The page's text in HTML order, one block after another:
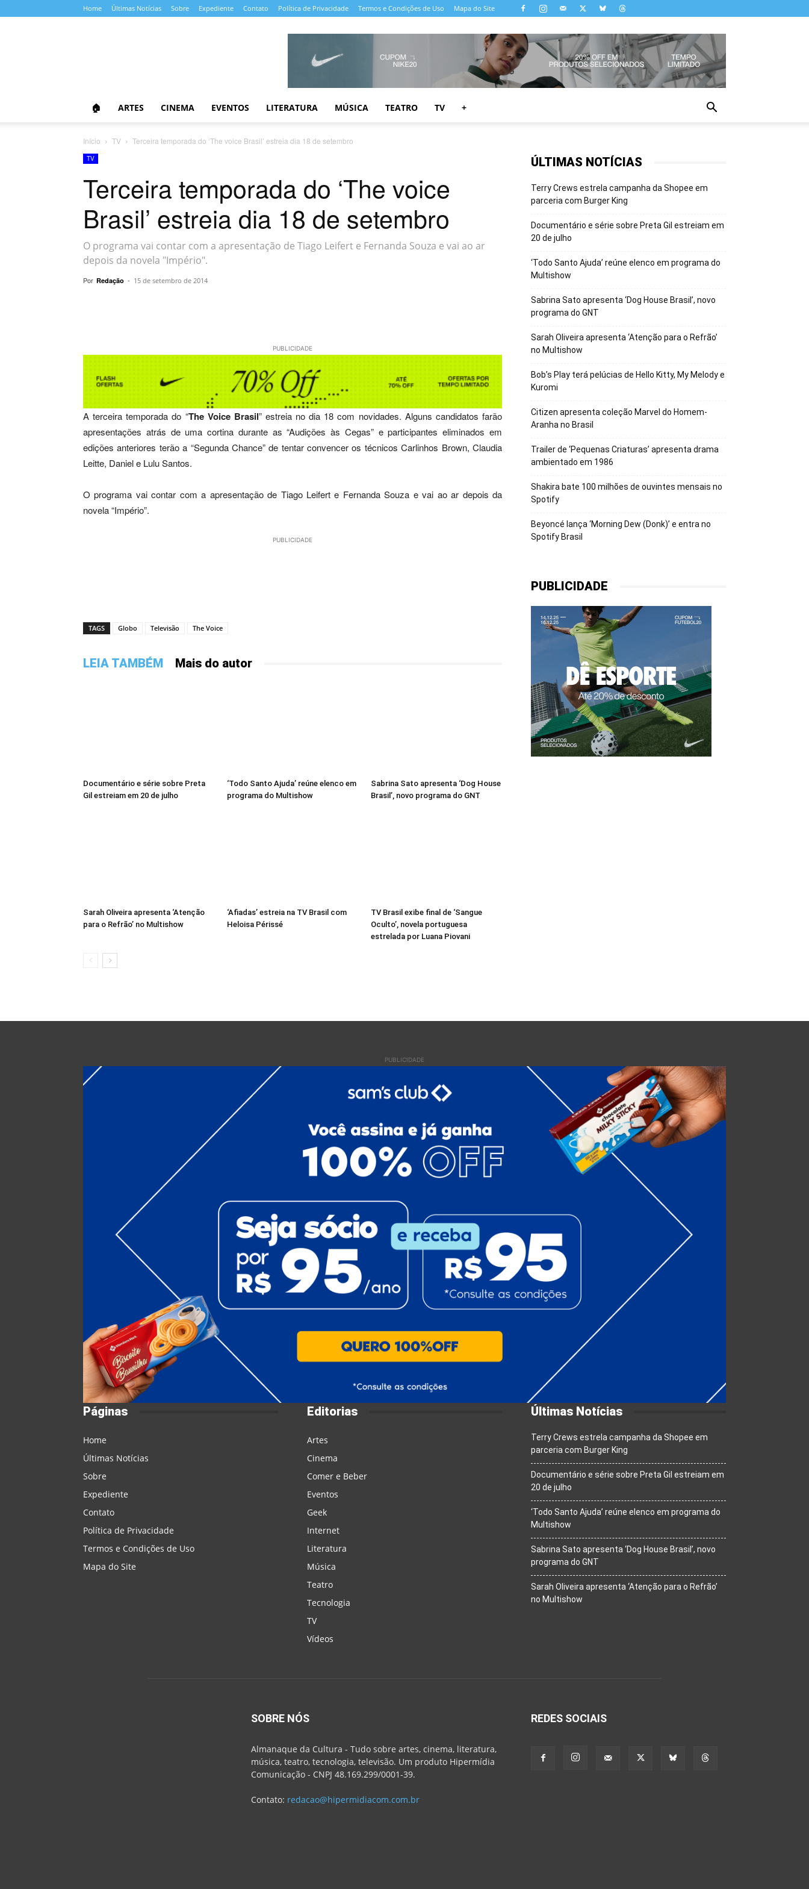
Home Últimas Notícias Sobre Expediente Contato Política de Privacidade Termos e Condições de Uso Mapa do Site
🏠 ARTES CINEMA EVENTOS LITERATURA MÚSICA TEATRO TV +
Início TV Terceira temporada do ‘The voice Brasil’ estreia dia 18 de setembro
TV
Terceira temporada do ‘The voice
Brasil’ estreia dia 18 de setembro
O programa vai contar com a apresentação de Tiago Leifert e Fernanda Souza e vai ao ar
depois da novela "Império".
Por Redação - 15 de setembro de 2014
PUBLICIDADE
A terceira temporada do “The Voice Brasil” estreia no dia 18 com novidades. Alguns candidatos farão
apresentações atrás de uma cortina durante as “Audições às Cegas” e participantes eliminados em
edições anteriores terão a “Segunda Chance” de tentar convencer os técnicos Carlinhos Brown, Claudia
Leitte, Daniel e Lulu Santos.
O programa vai contar com a apresentação de Tiago Leifert e Fernanda Souza e vai ao ar depois da
novela “Império”.
PUBLICIDADE
TAGS Globo Televisão The Voice
LEIA TAMBÉM Mais do autor
Documentário e série sobre Preta
Gil estreiam em 20 de julho
‘Todo Santo Ajuda’ reúne elenco em
programa do Multishow
Sabrina Sato apresenta ‘Dog House
Brasil’, novo programa do GNT
Sarah Oliveira apresenta ‘Atenção
para o Refrão’ no Multishow
‘Afiadas’ estreia na TV Brasil com
Heloisa Périssé
TV Brasil exibe final de ‘Sangue
Oculto’, novela portuguesa
estrelada por Luana Piovani
ÚLTIMAS NOTÍCIAS
Terry Crews estrela campanha da Shopee em
parceria com Burger King
Documentário e série sobre Preta Gil estreiam em
20 de julho
‘Todo Santo Ajuda’ reúne elenco em programa do
Multishow
Sabrina Sato apresenta ‘Dog House Brasil’, novo
programa do GNT
Sarah Oliveira apresenta ‘Atenção para o Refrão’
no Multishow
Bob’s Play terá pelúcias de Hello Kitty, My Melody e
Kuromi
Citizen apresenta coleção Marvel do Homem-
Aranha no Brasil
Trailer de ‘Pequenas Criaturas’ apresenta drama
ambientado em 1986
Shakira bate 100 milhões de ouvintes mensais no
Spotify
Beyoncé lança ‘Morning Dew (Donk)’ e entra no
Spotify Brasil
PUBLICIDADE
PUBLICIDADE
Páginas
Home
Últimas Notícias
Sobre
Expediente
Contato
Política de Privacidade
Termos e Condições de Uso
Mapa do Site
Editorias
Artes
Cinema
Comer e Beber
Eventos
Geek
Internet
Literatura
Música
Teatro
Tecnologia
TV
Vídeos
Últimas Notícias
Terry Crews estrela campanha da Shopee em
parceria com Burger King
Documentário e série sobre Preta Gil estreiam em
20 de julho
‘Todo Santo Ajuda’ reúne elenco em programa do
Multishow
Sabrina Sato apresenta ‘Dog House Brasil’, novo
programa do GNT
Sarah Oliveira apresenta ‘Atenção para o Refrão’
no Multishow
SOBRE NÓS
Almanaque da Cultura - Tudo sobre artes, cinema, literatura,
música, teatro, tecnologia, televisão. Um produto Hipermídia
Comunicação - CNPJ 48.169.299/0001-39.
Contato: redacao@hipermidiacom.com.br
REDES SOCIAIS